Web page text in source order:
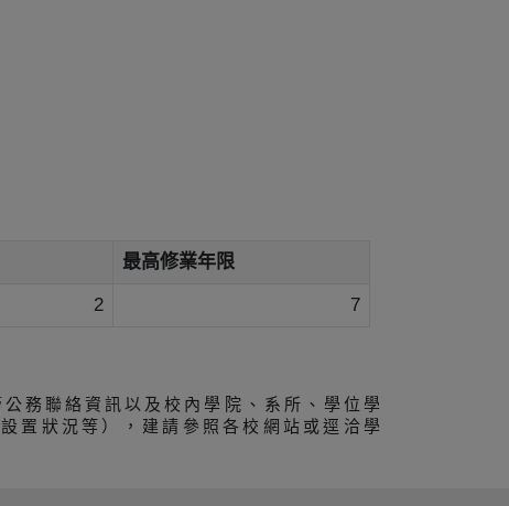
最高修業年限
2 7
務聯絡資訊以及校內學院、系所、學位學
置狀況等），建請參照各校網站或逕洽學